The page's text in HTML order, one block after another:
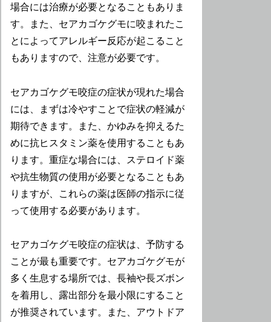
場合には治療が必要となることもありま
す。また、セアカゴケグモに咬まれたこ
とによってアレルギー反応が起こること
もありますので、注意が必要です。
セアカゴケグモ咬症の症状が現れた場合
には、まずは冷やすことで症状の軽減が
期待できます。また、かゆみを抑えるた
めに抗ヒスタミン薬を使用することもあ
ります。重症な場合には、ステロイド薬
や抗生物質の使用が必要となることもあ
りますが、これらの薬は医師の指示に従
って使用する必要があります。
セアカゴケグモ咬症の症状は、予防する
ことが最も重要です。セアカゴケグモが
多く生息する場所では、長袖や長ズボン
を着用し、露出部分を最小限にすること
が推奨されています。また、アウトドア